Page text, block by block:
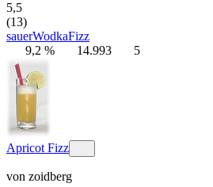
5,5
(13)
sauerWodkaFizz
9,2 %
14.993 5
Apricot Fizz
von zoidberg